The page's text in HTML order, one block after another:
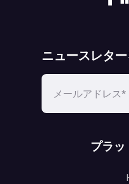
ニュースレタ
プラ